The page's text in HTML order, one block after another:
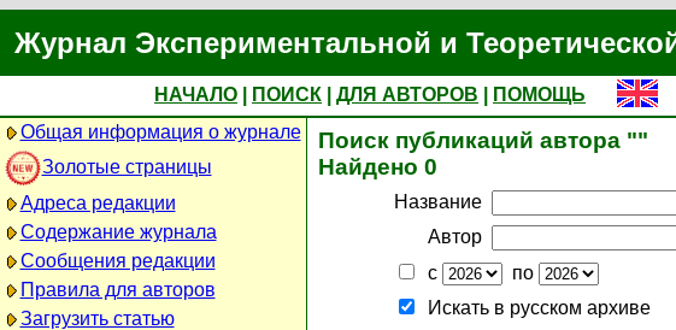
Журнал Экспериментальной и
НАЧАЛО ПОИСК ДЛЯ АВТОРОВ
ПОМОЩЬ
Общая информация о журнале
Золотые страницы
Адреса редакции
Содержание журнала
Сообщения редакции
Правила для авторов
Загрузить статью
Поиск публикаций автора ""
Найдено 0
Название
Автор
с
по
Искать в русском архиве